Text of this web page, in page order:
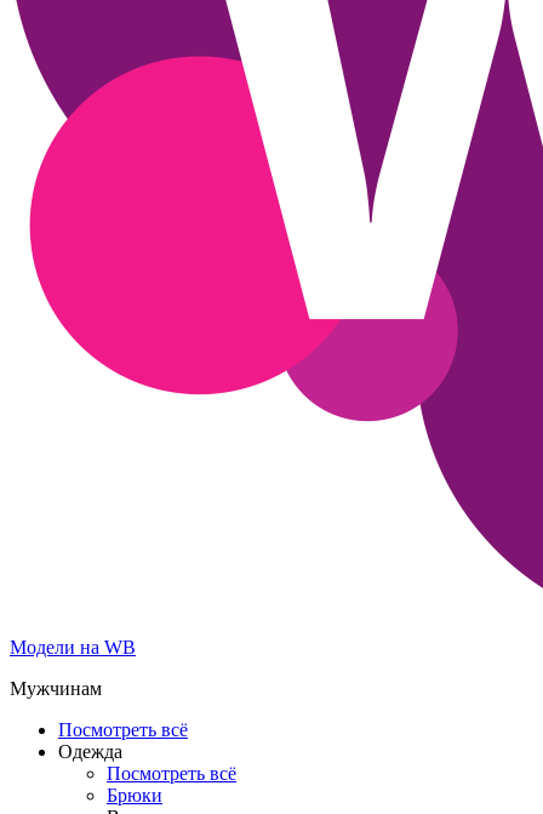
Модели на WB
Мужчинам
Посмотреть всё
Одежда
Посмотреть всё
Брюки